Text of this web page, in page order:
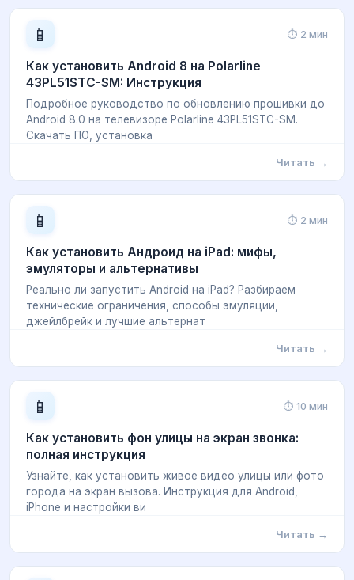
📱 ⏱ 2 мин
Как установить Android 8 на Polarline
43PL51STC-SM: Инструкция
Подробное руководство по обновлению прошивки до
Android 8.0 на телевизоре Polarline 43PL51STC-SM.
Скачать ПО, установка
Читать →
📱 ⏱ 2 мин
Как установить Андроид на iPad: мифы,
эмуляторы и альтернативы
Реально ли запустить Android на iPad? Разбираем
технические ограничения, способы эмуляции,
джейлбрейк и лучшие альтернат
Читать →
📱 ⏱ 10 мин
Как установить фон улицы на экран звонка:
полная инструкция
Узнайте, как установить живое видео улицы или фото
города на экран вызова. Инструкция для Android,
iPhone и настройки ви
Читать →